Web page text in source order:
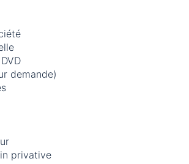
demande)
privative